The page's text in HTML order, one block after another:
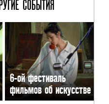
СОБЫТИЯ
6-ой фестиваль
фильмов об искусстве